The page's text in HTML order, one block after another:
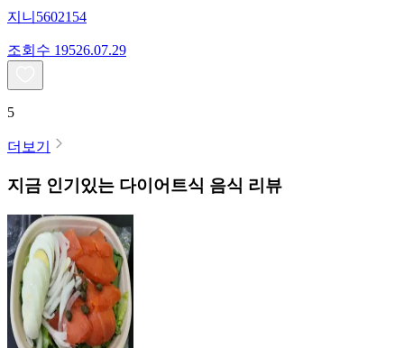
지니5602154
조회수 19526.07.29
5
더보기
지금 인기있는 다이어트식 음식 리뷰